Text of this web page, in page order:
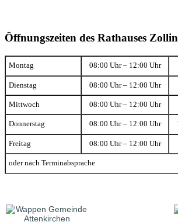
Öffnungszeiten des Rathauses
Montag 08:00 Uhr – 12:00 Uhr
Dienstag 08:00 Uhr – 12:00 Uhr
Mittwoch 08:00 Uhr – 12:00 Uhr
Donnerstag 08:00 Uhr – 12:00 Uhr
Freitag 08:00 Uhr – 12:00 Uhr
oder nach Terminabsprache